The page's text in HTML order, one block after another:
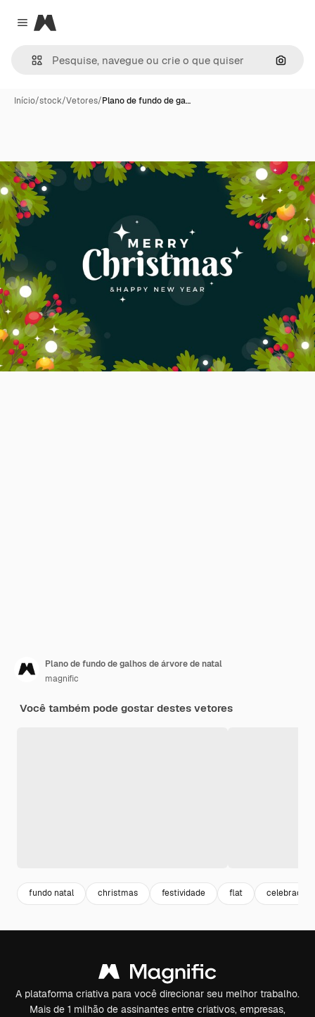
Close menu
Magnific
Início/stock/Vetores/Plano de fundo de ga…
Plano de fundo de galhos de árvore de natal
magnific
Você também pode gostar destes vetores
fundo natal christmas festividade flat celebração
A plataforma criativa para você direcionar seu melhor trabalho.
Mais de 1 milhão de assinantes entre criativos, empresas,